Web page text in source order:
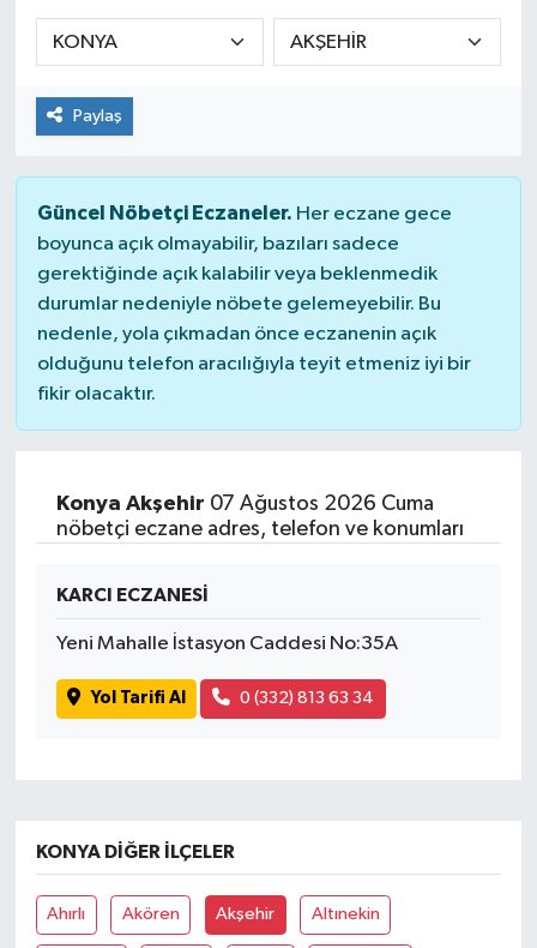
Paylaş
Güncel Nöbetçi Eczaneler. Her eczane gece
boyunca açık olmayabilir, bazıları sadece
gerektiğinde açık kalabilir veya beklenmedik
durumlar nedeniyle nöbete gelemeyebilir. Bu
nedenle, yola çıkmadan önce eczanenin açık
olduğunu telefon aracılığıyla teyit etmeniz iyi bir
fikir olacaktır.
Konya Akşehir 07 Ağustos 2026 Cuma
nöbetçi eczane adres, telefon ve konumları
KARCI ECZANESİ
Yeni Mahalle İstasyon Caddesi No:35A
Yol Tarifi Al 0 (332) 813 63 34
KONYA DIĞER İLÇELER
Ahırlı Akören Akşehir Altınekin
Sağlık
Spor
Yaşam